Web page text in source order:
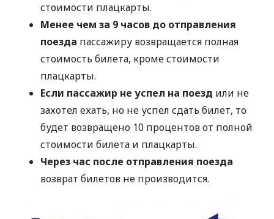
стоимости плацкарты.
Менее чем за 9 часов до отправления
поезда пассажиру возвращается полная
стоимость билета, кроме стоимости
плацкарты.
Если пассажир не успел на поезд или не
захотел ехать, но не успел сдать билет, то
будет возвращено 10 процентов от полной
стоимости билета и плацкарты.
Через час после отправления поезда
возврат билетов не производится.